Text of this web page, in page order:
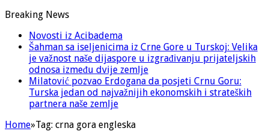
Breaking News
Novosti iz Acibadema
Šahman sa iseljenicima iz Crne Gore u Turskoj: Velika
je važnost naše dijaspore u izgrađivanju prijateljskih
odnosa između dvije zemlje
Milatović pozvao Erdogana da posjeti Crnu Goru:
Turska jedan od najvažnijih ekonomskih i strateških
partnera naše zemlje
Home»Tag: crna gora engleska